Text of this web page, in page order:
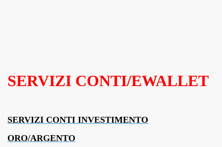
SERVIZI CONTI/EWALLET
SERVIZI CONTI INVESTIMENTO
ORO/ARGENTO